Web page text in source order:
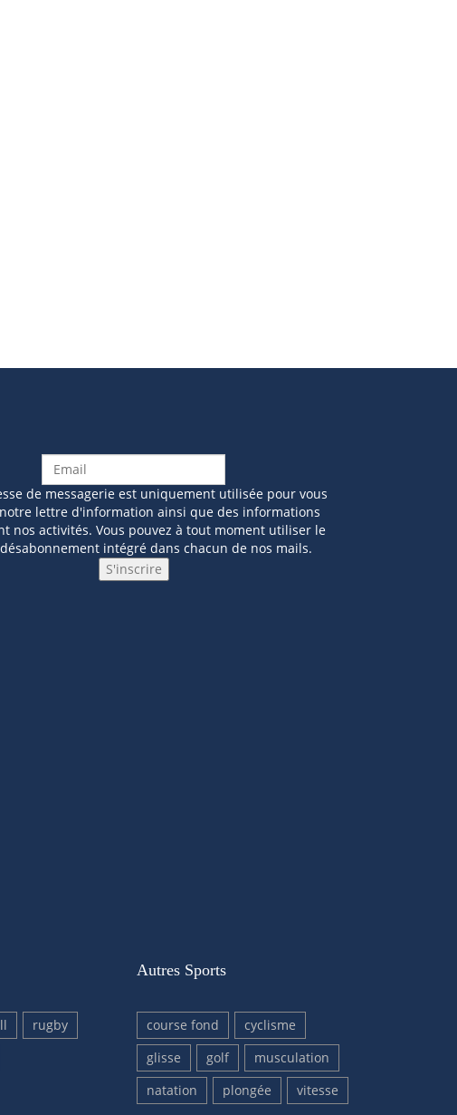
de messagerie est uniquement utilisée pour vous
lettre d'information ainsi que des informations
nos activités. Vous pouvez à tout moment utiliser le
intégré dans chacun de nos mails.
rugby
Autres Sports
course fond
cyclisme
glisse
golf
musculation
natation
plongée vitesse